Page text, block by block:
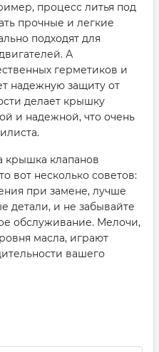
процесс литья под
прочные и легкие
подходят для
А
герметиков и
надежную защиту от
делает крышку
и надежной, что очень
крышка клапанов
вот несколько советов:
при замене, лучше
детали, и не забывайте
обслуживание. Мелочи,
масла, играют
вашего